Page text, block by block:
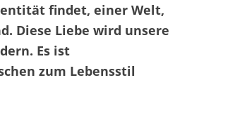
findet, einer Welt,
Diese Liebe wird unsere
Es ist
zum Lebensstil